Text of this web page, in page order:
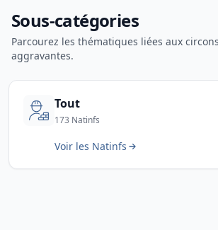
d’infraction correspondant.
Sous-catégories
Parcourez les thématiques liées aux
aggravantes.
Tout
173 Natinfs
Voir les Natinfs